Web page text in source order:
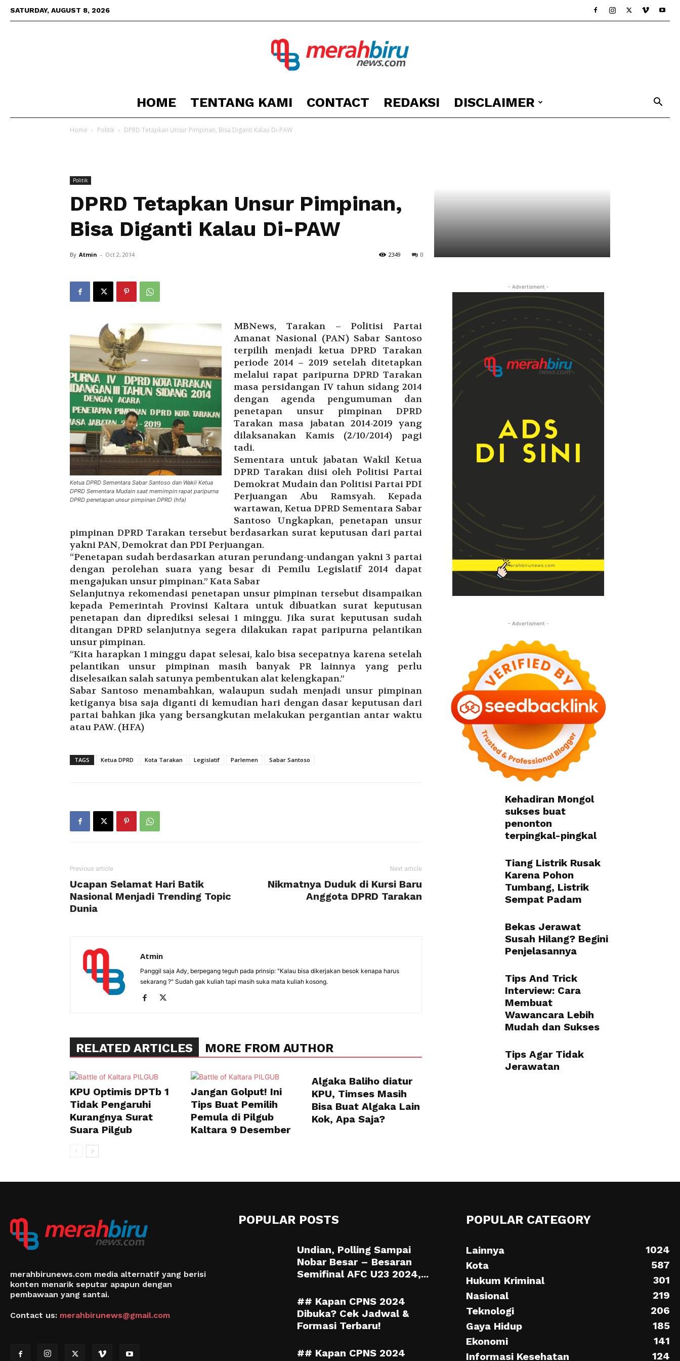
SATURDAY, AUGUST 8, 2026
Berita
HOME TENTANG KAMI CONTACT REDAKSI DISCLAIMER
Home Politik DPRD Tetapkan Unsur Pimpinan, Bisa Diganti Kalau Di-PAW
Politik
DPRD Tetapkan Unsur Pimpinan,
Bisa Diganti Kalau Di-PAW
By Atmin - Oct 2, 2014 0
2349
Ketua DPRD Sementara Sabar Santoso dan Wakil Ketua
DPRD Sementara Mudain saat memimpin rapat paripurna
DPRD penetapan unsur pimpinan DPRD (hfa)
MBNews, Tarakan – Politisi Partai
Amanat Nasional (PAN) Sabar Santoso
terpilih menjadi ketua DPRD Tarakan
periode 2014 – 2019 setelah ditetapkan
melalui rapat paripurna DPRD Tarakan
masa persidangan IV tahun sidang 2014
dengan agenda pengumuman dan
penetapan unsur pimpinan DPRD
Tarakan masa jabatan 2014-2019 yang
dilaksanakan Kamis (2/10/2014) pagi
tadi.
Sementara untuk jabatan Wakil Ketua
DPRD Tarakan diisi oleh Politisi Partai
Demokrat Mudain dan Politisi Partai PDI
Perjuangan Abu Ramsyah. Kepada
wartawan, Ketua DPRD Sementara Sabar
Santoso Ungkapkan, penetapan unsur
pimpinan DPRD Tarakan tersebut berdasarkan surat keputusan dari partai
yakni PAN, Demokrat dan PDI Perjuangan.
“Penetapan sudah berdasarkan aturan perundang-undangan yakni 3 partai
dengan perolehan suara yang besar di Pemilu Legislatif 2014 dapat
mengajukan unsur pimpinan.” Kata Sabar
Selanjutnya rekomendasi penetapan unsur pimpinan tersebut disampaikan
kepada Pemerintah Provinsi Kaltara untuk dibuatkan surat keputusan
penetapan dan diprediksi selesai 1 minggu. Jika surat keputusan sudah
ditangan DPRD selanjutnya segera dilakukan rapat paripurna pelantikan
unsur pimpinan.
“Kita harapkan 1 minggu dapat selesai, kalo bisa secepatnya karena setelah
pelantikan unsur pimpinan masih banyak PR lainnya yang perlu
diselesaikan salah satunya pembentukan alat kelengkapan.”
Sabar Santoso menambahkan, walaupun sudah menjadi unsur pimpinan
ketiganya bisa saja diganti di kemudian hari dengan dasar keputusan dari
partai bahkan jika yang bersangkutan melakukan pergantian antar waktu
atau PAW. (HFA)
TAGS Ketua DPRD Kota Tarakan Legislatif Parlemen Sabar Santoso
Previous article
Ucapan Selamat Hari Batik
Nasional Menjadi Trending Topic
Dunia
Next article
Nikmatnya Duduk di Kursi Baru
Anggota DPRD Tarakan
Atmin
Panggil saja Ady, berpegang teguh pada prinsip: "Kalau bisa dikerjakan besok kenapa harus
sekarang ?" Sudah gak kuliah tapi masih suka mata kuliah kosong.
RELATED ARTICLES MORE FROM AUTHOR
KPU Optimis DPTb 1
Tidak Pengaruhi
Kurangnya Surat
Suara Pilgub
Jangan Golput! Ini
Tips Buat Pemilih
Pemula di Pilgub
Kaltara 9 Desember
Algaka Baliho diatur
KPU, Timses Masih
Bisa Buat Algaka Lain
Kok, Apa Saja?
- Advertisment -
- Advertisment -
Kehadiran Mongol
sukses buat
penonton
terpingkal-pingkal
Tiang Listrik Rusak
Karena Pohon
Tumbang, Listrik
Sempat Padam
Bekas Jerawat
Susah Hilang? Begini
Penjelasannya
Tips And Trick
Interview: Cara
Membuat
Wawancara Lebih
Mudah dan Sukses
Tips Agar Tidak
Jerawatan
merahbirunews.com media alternatif yang berisi
konten menarik seputar apapun dengan
pembawaan yang santai.
Contact us: merahbirunews@gmail.com
POPULAR POSTS
Undian, Polling Sampai
Nobar Besar – Besaran
Semifinal AFC U23 2024,...
## Kapan CPNS 2024
Dibuka? Cek Jadwal &
Formasi Terbaru!
## Kapan CPNS 2024
POPULAR CATEGORY
Lainnya
1024
Kota
587
Hukum Kriminal
301
Nasional
219
Teknologi
206
Gaya Hidup
185
Ekonomi
141
Informasi Kesehatan
124